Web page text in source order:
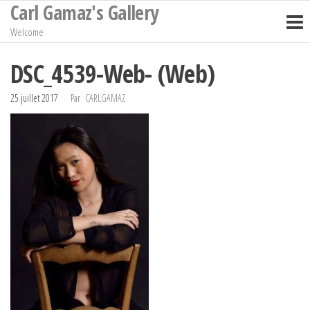
Passer
contenu
Carl Gamaz's Gallery
Welcome
DSC_4539-Web- (Web)
25 juillet 2017 Par CARLGAMAZ